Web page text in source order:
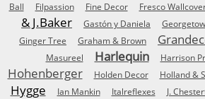
Ball
Filpassion Fine Decor Fresco
& J.Baker
Gastón y Daniela
Ginger Tree
Graham & Brown
Masureel
Harlequin Harrison
Hohenberger Holden Decor Holland &
Hygge Ian Mankin Italreflexes J.